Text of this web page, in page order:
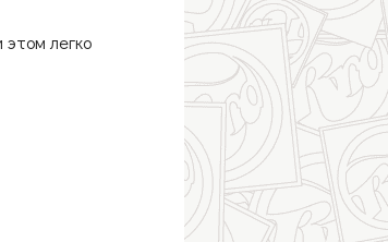
легко